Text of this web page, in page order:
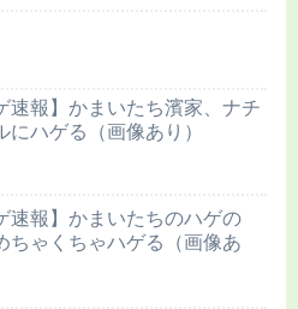
速報】かまいたち濱家、ナチ
にハゲる（画像あり）
速報】かまいたちのハゲの
ちゃくちゃハゲる（画像あ